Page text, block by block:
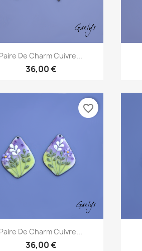
 Aperçu rapide
De Charm Cuivre...
36,00 €
 Aperçu rapide
De Charm Cuivre...
36,00 €
favorite_border